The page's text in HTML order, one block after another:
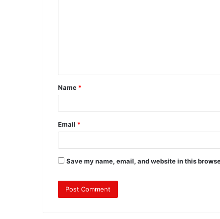
t
*
Name *
Email *
Save my name, email, and website in this